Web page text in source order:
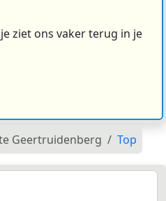
ziet ons vaker terug in je
Geertruidenberg Top